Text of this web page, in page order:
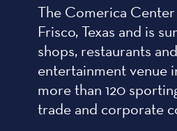
The Comerica
Frisco, Texas and is
shops, restaurants
entertainment venue
more than 120
trade and corporate